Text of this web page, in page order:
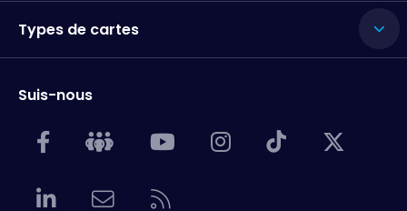
Types de cartes
Suis-nous